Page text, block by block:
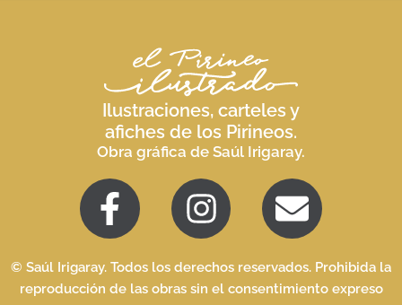
Ilustraciones, carteles y
afiches de los Pirineos.
Obra gráfica de Saúl Irigaray.
© Saúl Irigaray. Todos los derechos reservados. Prohibida la
reproducción de las obras sin el consentimiento expreso